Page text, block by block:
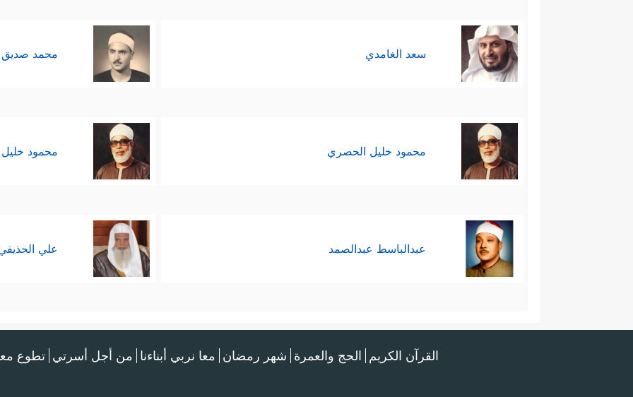
سعد الغامدي محمد صديق
محمود خليل الحصري محمود
عبدالباسط عبدالصمد علي
القرآن الكريم الحج والعمرة شهر رمضان معا نربي أبناءنا من أجل أسرتي تطوع